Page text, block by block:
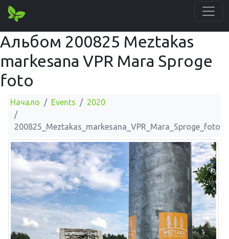
Альбом 200825 Meztakas
markesana VPR Mara Sproge
foto
Начало Events 2020
200825_Meztakas_markesana_VPR_Mara_Sproge_foto